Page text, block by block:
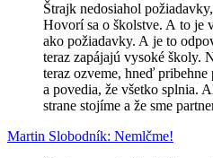
Štrajk nedosiahol
Hovorí sa o školstve. A to je
ako požiadavky. A je to
teraz zapájajú vysoké školy.
teraz ozveme, hneď
a povedia, že všetko splnia.
strane stojíme a že sme
Martin Slobodník: Nemlčme!